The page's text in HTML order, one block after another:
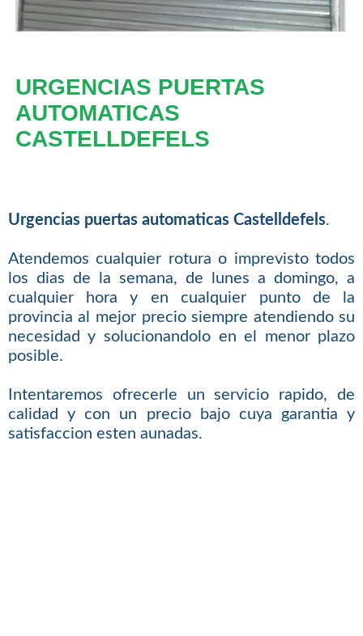
URGENCIAS PUERTAS
AUTOMATICAS
CASTELLDEFELS
Urgencias puertas automaticas Castelldefels.
Atendemos cualquier rotura o imprevisto todos
los dias de la semana, de lunes a domingo, a
cualquier hora y en cualquier punto de la
provincia al mejor precio siempre atendiendo su
necesidad y solucionandolo en el menor plazo
posible.
Intentaremos ofrecerle un servicio rapido, de
calidad y con un precio bajo cuya garantia y
satisfaccion esten aunadas.